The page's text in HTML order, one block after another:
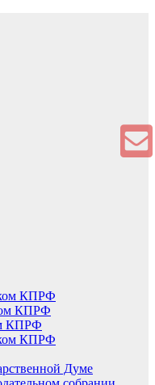
КПРФ
КПРФ
КПРФ
КПРФ
Думе